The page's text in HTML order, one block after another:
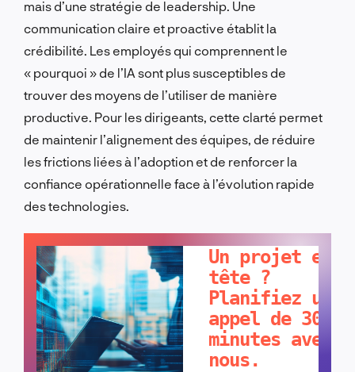
mais d’une stratégie de leadership. Une
communication claire et proactive établit la
crédibilité. Les employés qui comprennent le
« pourquoi » de l’IA sont plus susceptibles de
trouver des moyens de l’utiliser de manière
productive. Pour les dirigeants, cette clarté permet
de maintenir l’alignement des équipes, de réduire
les frictions liées à l’adoption et de renforcer la
confiance opérationnelle face à l’évolution rapide
des technologies.
Un projet en
tête ?
Planifiez un
appel de 30
minutes avec
nous.